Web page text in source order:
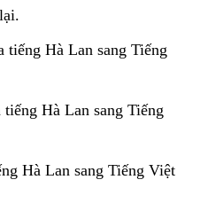
tiếng Hà Lan sang Tiếng
Hà Lan sang Tiếng
Hà Lan sang Tiếng Việt